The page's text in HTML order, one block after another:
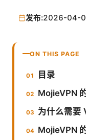
发布:2026-04-
ON THIS PAGE
目录
MojieVPN
为什么需要
MojieVPN